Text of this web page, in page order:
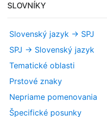
SLOVNÍKY
Slovenský jazyk -> SPJ
SPJ -> Slovenský jazyk
Tematické oblasti
Prstové znaky
Nepriame pomenovania
Špecifické posunky